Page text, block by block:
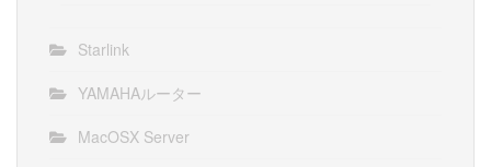
Starlink
YAMAHAルーター
MacOSX Server